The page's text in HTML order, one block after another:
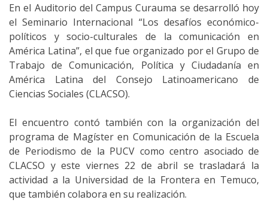
En el Auditorio del Campus Curauma se desarrolló hoy
el Seminario Internacional “Los desafíos económico-
políticos y socio-culturales de la comunicación en
América Latina”, el que fue organizado por el Grupo de
Trabajo de Comunicación, Política y Ciudadanía en
América Latina del Consejo Latinoamericano de
Ciencias Sociales (CLACSO).
El encuentro contó también con la organización del
programa de Magíster en Comunicación de la Escuela
de Periodismo de la PUCV como centro asociado de
CLACSO y este viernes 22 de abril se trasladará la
actividad a la Universidad de la Frontera en Temuco,
que también colabora en su realización.